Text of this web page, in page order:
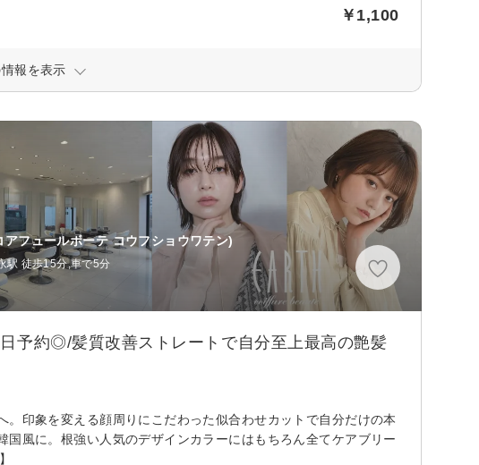
￥1,100
報を表示
アフュールボーテ コウフショウワテン)
駅 徒歩15分,車で5分
予約◎/髪質改善ストレートで自分至上最高の艶髪
。印象を変える顔周りにこだわった似合わせカットで自分だけの本
風に。根強い人気のデザインカラーにはもちろん全てケアブリー